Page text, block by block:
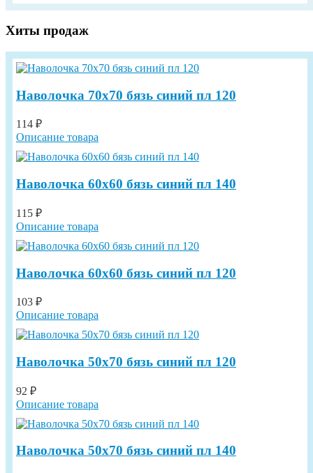
Хиты продаж
Наволочка 70х70 бязь синий пл 120
114 ₽
Описание товара
Наволочка 60х60 бязь синий пл 140
115 ₽
Описание товара
Наволочка 60х60 бязь синий пл 120
103 ₽
Описание товара
Наволочка 50х70 бязь синий пл 120
92 ₽
Описание товара
Наволочка 50х70 бязь синий пл 140